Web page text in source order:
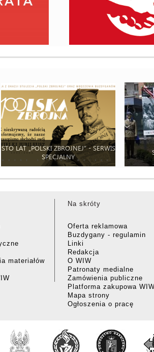
STO LAT „POLSKI ZBROJNEJ” - SERWIS
SPECJALNY
materiałów
Na skróty
Oferta reklamowa
Buzdygany - regulamin
Linki
Redakcja
O WIW
Patronaty medialne
Zamówienia publiczne
Platforma zakupowa WIW
Mapa strony
Ogłoszenia o pracę